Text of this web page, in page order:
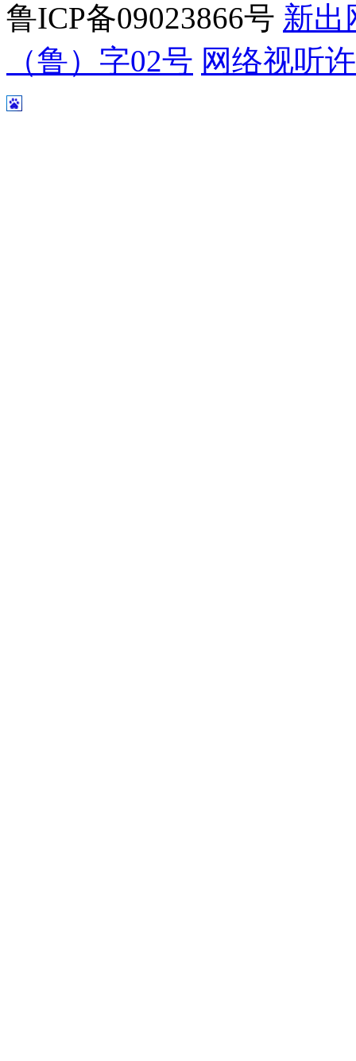
鲁ICP备09023866号 新出
（鲁）字02号 网络视听